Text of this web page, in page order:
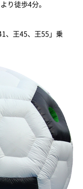
り徒歩4分。
、王45、王55」乗